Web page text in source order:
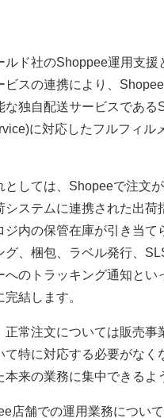
ルド社のShoppee運用支援
ビスの連携により、
な独自配送サービスである
に対応したフルフィル
としては、Shopeeで注文
システムに連携された出荷
ジ内の保管在庫が引き当て
グ、梱包、ラベル発行、
へのトラッキング通知とい
結します。
正常注文については販売事
て特に対応する必要がなく
本来の業務に集中できるよ
店舗での運用業務につい